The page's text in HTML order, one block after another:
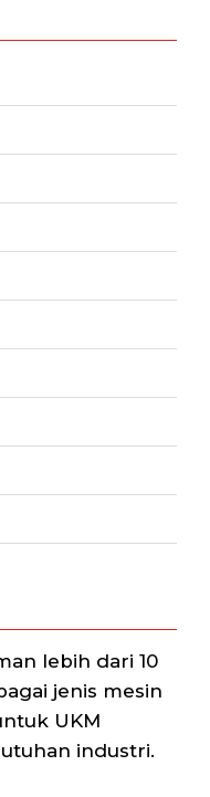
lebih dari 10
jenis mesin
UKM
industri.